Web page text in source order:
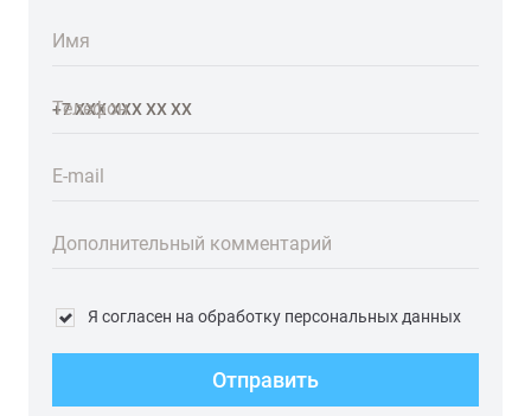
Имя
Телефон
E-mail
Дополнительный комментарий
Я согласен на обработку персональных данных
Отправить